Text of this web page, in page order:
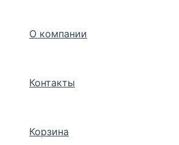
О компании
Контакты
Корзина